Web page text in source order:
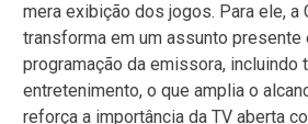
mera exibição dos jogos. Para ele, a
transforma em um assunto presente
programação da emissora, incluindo
entretenimento, o que amplia o
reforça a importância da TV aberta